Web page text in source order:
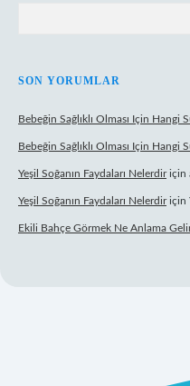
SON YORUMLAR
Bebeğin Sağlıklı Olması Için Hangi
Bebeğin Sağlıklı Olması Için Hangi
Yeşil Soğanın Faydaları Nelerdiriçin
Yeşil Soğanın Faydaları Nelerdiriçin
Ekili Bahçe Görmek Ne Anlama